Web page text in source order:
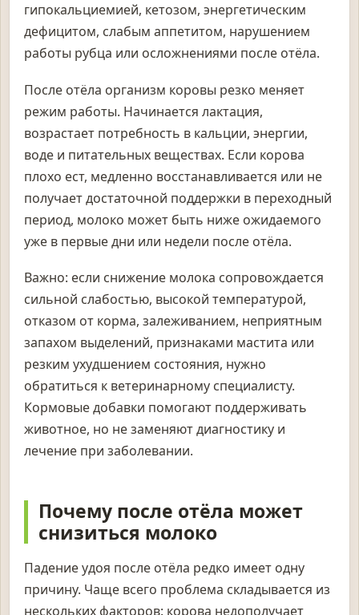
гипокальциемией, кетозом, энергетическим
дефицитом, слабым аппетитом, нарушением
работы рубца или осложнениями после отёла.
После отёла организм коровы резко меняет
режим работы. Начинается лактация,
возрастает потребность в кальции, энергии,
воде и питательных веществах. Если корова
плохо ест, медленно восстанавливается или не
получает достаточной поддержки в переходный
период, молоко может быть ниже ожидаемого
уже в первые дни или недели после отёла.
Важно: если снижение молока сопровождается
сильной слабостью, высокой температурой,
отказом от корма, залеживанием, неприятным
запахом выделений, признаками мастита или
резким ухудшением состояния, нужно
обратиться к ветеринарному специалисту.
Кормовые добавки помогают поддерживать
животное, но не заменяют диагностику и
лечение при заболевании.
Почему после отёла может
снизиться молоко
Падение удоя после отёла редко имеет одну
причину. Чаще всего проблема складывается из
нескольких факторов: корова недополучает